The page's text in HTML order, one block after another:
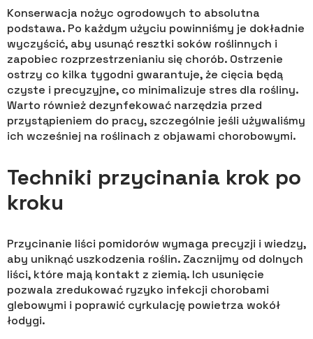
Konserwacja nożyc ogrodowych to absolutna
podstawa. Po każdym użyciu powinniśmy je dokładnie
wyczyścić, aby usunąć resztki soków roślinnych i
zapobiec rozprzestrzenianiu się chorób. Ostrzenie
ostrzy co kilka tygodni gwarantuje, że cięcia będą
czyste i precyzyjne, co minimalizuje stres dla rośliny.
Warto również dezynfekować narzędzia przed
przystąpieniem do pracy, szczególnie jeśli używaliśmy
ich wcześniej na roślinach z objawami chorobowymi.
Techniki przycinania krok po
kroku
Przycinanie liści pomidorów wymaga precyzji i wiedzy,
aby uniknąć uszkodzenia roślin. Zacznijmy od dolnych
liści, które mają kontakt z ziemią. Ich usunięcie
pozwala zredukować ryzyko infekcji chorobami
glebowymi i poprawić cyrkulację powietrza wokół
łodygi.